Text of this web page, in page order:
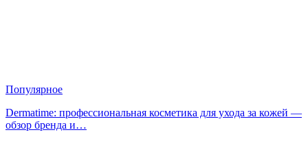
Популярное
Dermatime: профессиональная косметика для ухода за кожей —
обзор бренда и…